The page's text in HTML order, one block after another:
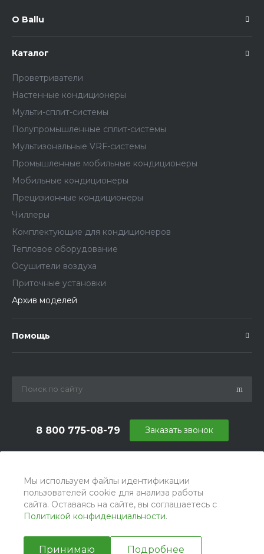
Мы используем файлы идентификации
пользователей cookie для анализа работы
сайта. Оставаясь на сайте, вы соглашаетесь с
Политикой конфиденциальности.
Принимаю Подробнее
О Ballu
Каталог
Проветриватели
Настенные кондиционеры
Мульти-сплит-системы
Полупромышленные сплит-системы
Мультизональные VRF-системы
Промышленные мобильные кондиционеры
Мобильные кондиционеры
Прецизионные кондиционеры
Чиллеры
Комплектующие для кондиционеров
Тепловое оборудование
Осушители воздуха
Приточные установки
Архив моделей
Помощь
8 800 775-08-79
г. Москва, БЦ Вятский, ул. Вятская д.70, офис 715
Заказать звонок